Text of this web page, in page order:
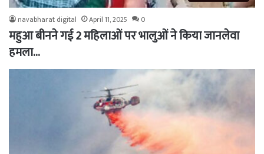
navabharat digital April 11, 2025 0
महुआ बीनने गई 2 महिलाओं पर भालुओं ने किया जानलेवा
हमला…